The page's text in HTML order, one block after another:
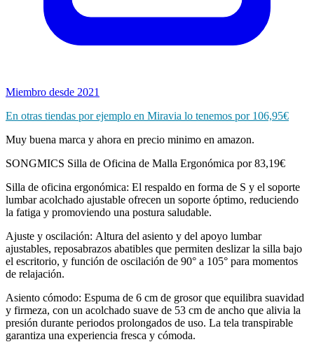
Miembro desde 2021
En otras tiendas por ejemplo en Miravia lo tenemos por 106,95€
Muy buena marca y ahora en precio minimo en amazon.
SONGMICS Silla de Oficina de Malla Ergonómica por 83,19€
Silla de oficina ergonómica: El respaldo en forma de S y el soporte
lumbar acolchado ajustable ofrecen un soporte óptimo, reduciendo
la fatiga y promoviendo una postura saludable.
Ajuste y oscilación: Altura del asiento y del apoyo lumbar
ajustables, reposabrazos abatibles que permiten deslizar la silla bajo
el escritorio, y función de oscilación de 90° a 105° para momentos
de relajación.
Asiento cómodo: Espuma de 6 cm de grosor que equilibra suavidad
y firmeza, con un acolchado suave de 53 cm de ancho que alivia la
presión durante periodos prolongados de uso. La tela transpirable
garantiza una experiencia fresca y cómoda.